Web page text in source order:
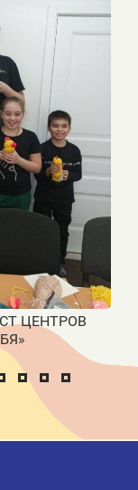
ЦЕНТРОВ